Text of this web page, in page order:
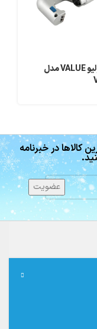
لوله بر ولیو VALUE مدل
کالاها در خبرنامه